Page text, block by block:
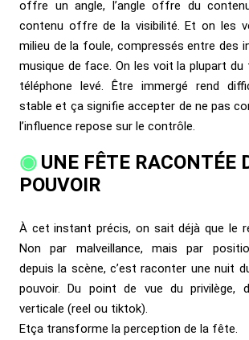
offre un angle, l’angle offre du
contenu offre de la visibilité. Et on les
milieu de la foule, compressés entre des
musique de face. On les voit la plupart du
téléphone levé. Être immergé rend
stable et ça signifie accepter de ne pas
l’influence repose sur le contrôle.
UNE FÊTE RACONTÉE
POUVOIR
À cet instant précis, on sait déjà que le
Non par malveillance, mais par
depuis la scène, c’est raconter une nuit
pouvoir. Du point de vue du privilège,
verticale (reel ou tiktok).
Etça transforme la perception de la fête.